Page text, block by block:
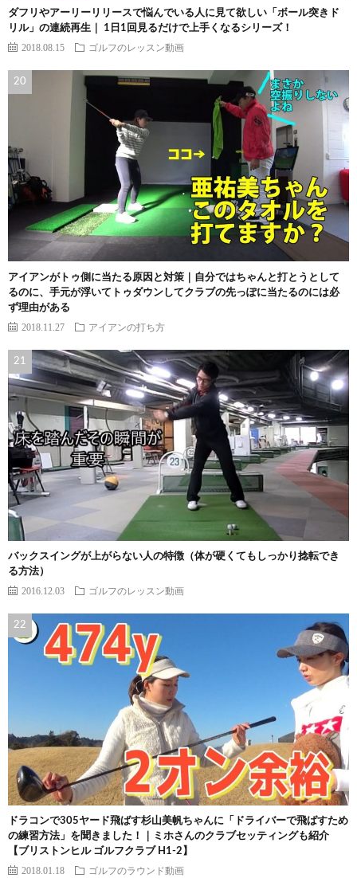
ダフリやアーリーリリースで悩んでいる人に見て欲しい「ボール突きド
リル」の連続再生｜ 1日1回見るだけで上手くなるシリーズ！
2018.08.15 ゴルフのレッスン動画
アイアンがトゥ側に当たる原因と対策｜自分ではちゃんと打とうとして
るのに、手元が浮いてトゥダウンしてクラブの先っぽに当たるのには必
ず理由がある
2018.11.27 アイアンの打ち方
バックスイングが上がらない人の特徴（体が硬くてもしっかり捻転でき
る方法）
2016.12.03 ゴルフのレッスン動画
ドラコンで305ヤード飛ばす杉山美帆ちゃんに「ドライバーで飛ばすため
の練習方法」を聞きました！｜ミホさんのクラブセッティングも紹介
【ブリストンヒル ゴルフクラブ H1-2】
2018.01.18 ゴルフのラウンド動画